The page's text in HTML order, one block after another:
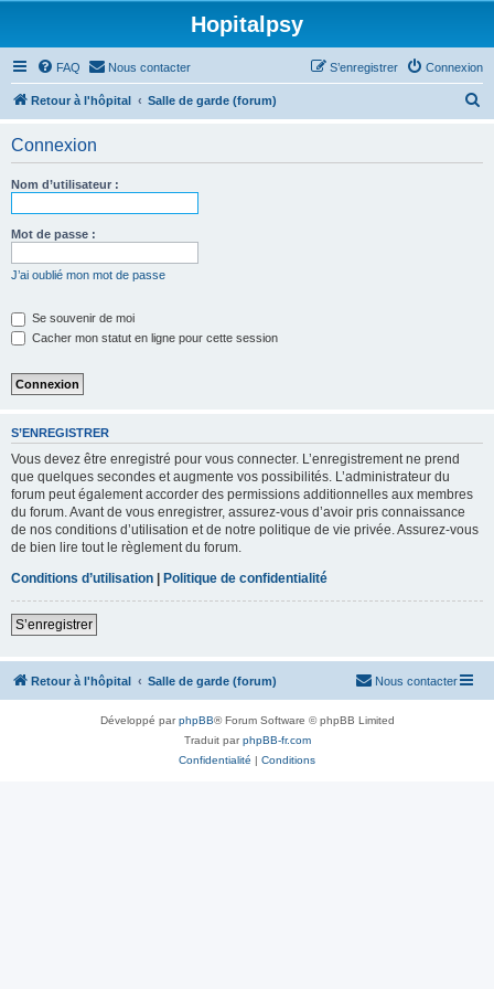
Hopitalpsy
FAQ Nous contacter Connexion
S’enregistrer
Retour à l'hôpital Salle de garde (forum)
Connexion
Nom d’utilisateur :
Mot de passe :
J’ai oublié mon mot de passe
Se souvenir de moi
Cacher mon statut en ligne pour cette session
S’ENREGISTRER
Vous devez être enregistré pour vous connecter. L’enregistrement ne prend
que quelques secondes et augmente vos possibilités. L’administrateur du
forum peut également accorder des permissions additionnelles aux membres
du forum. Avant de vous enregistrer, assurez-vous d’avoir pris connaissance
de nos conditions d’utilisation et de notre politique de vie privée. Assurez-vous
de bien lire tout le règlement du forum.
Conditions d’utilisation | Politique de confidentialité
S’enregistrer
Retour à l'hôpital Salle de garde (forum) Nous contacter
Développé parphpBB® Forum Software © phpBB Limited
Traduit parphpBB-fr.com
Confidentialité | Conditions